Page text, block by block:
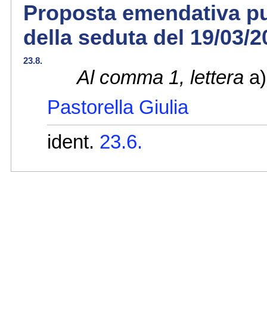
Proposta emendativa
della seduta del 19/03/
23.8.
Al comma 1, lettera a)
Pastorella Giulia
ident. 23.6.